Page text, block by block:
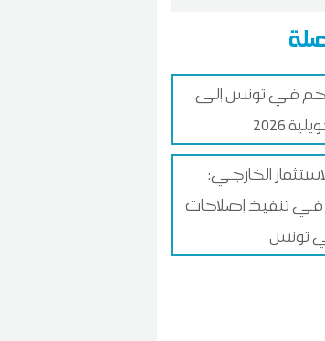
في تونس إلى
الخارجي:
بالمائة في تنفيذ إصلاحات
في تونس